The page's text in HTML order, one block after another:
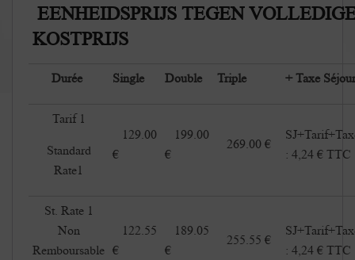
EENHEIDSPRIJS TEGEN
KOSTPRIJS
Durée Single Double Triple + Taxe Séjour
Tarif 1
Standard
Rate1
129.00
€
199.00
€
269.00 €
: 4,24 € TTC
St. Rate 1
Non
Remboursable
122.55
€
189.05
€
255.55 €
: 4,24 € TTC